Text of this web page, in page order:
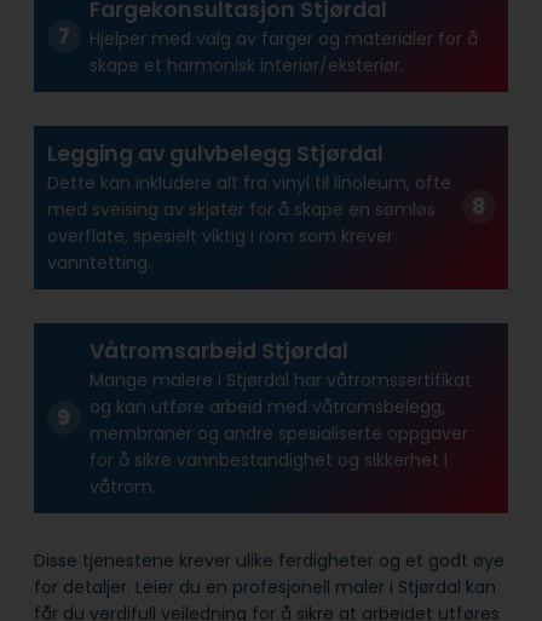
Fargekonsultasjon Stjørdal
Hjelper med valg av farger og materialer for å
skape et harmonisk interiør/eksteriør.
Legging av gulvbelegg Stjørdal
Dette kan inkludere alt fra vinyl til linoleum, ofte
med sveising av skjøter for å skape en sømløs
overflate, spesielt viktig i rom som krever
vanntetting.
Våtromsarbeid Stjørdal
Mange malere i Stjørdal har våtroms­sertifikat
og kan utføre arbeid med våtroms­belegg,
membraner og andre spesialiserte oppgaver
for å sikre vann­bestandighet og sikkerhet i
våtrom.
Disse tjenestene krever ulike ferdigheter og et godt øye
for detaljer. Leier du en profesjonell maler i Stjørdal kan
får du verdifull veiledning for å sikre at arbeidet utføres